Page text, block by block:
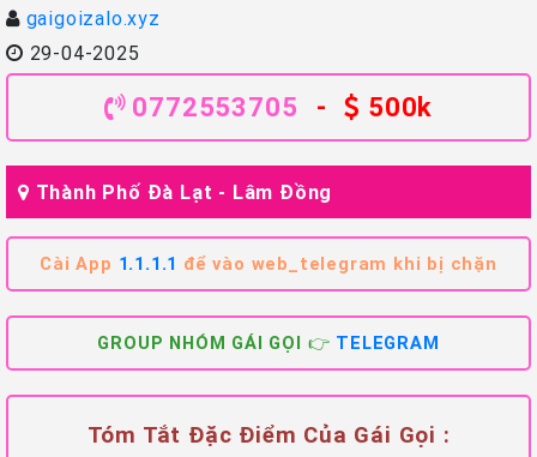
gaigoizalo.xyz
29-04-2025
0772553705 - 500k
Thành Phố Đà Lạt - Lâm Đồng
Cài App 1.1.1.1 để vào web_telegram khi bị chặn
GROUP NHÓM GÁI GỌI 👉 TELEGRAM
Tóm Tắt Đặc Điểm Của Gái Gọi :